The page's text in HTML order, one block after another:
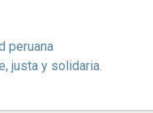
peruana
justa y solidaria.